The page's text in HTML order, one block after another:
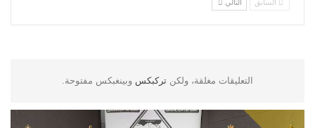
السابق التالي
التعليقات مغلقة، ولكن تركبكس وبينغبكس مفتوحة.